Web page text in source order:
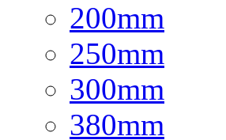
200mm
250mm
300mm
380mm